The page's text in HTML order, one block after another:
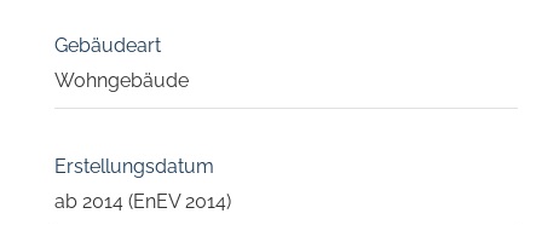
Gebäudeart
Wohngebäude
Erstellungsdatum
ab 2014 (EnEV 2014)